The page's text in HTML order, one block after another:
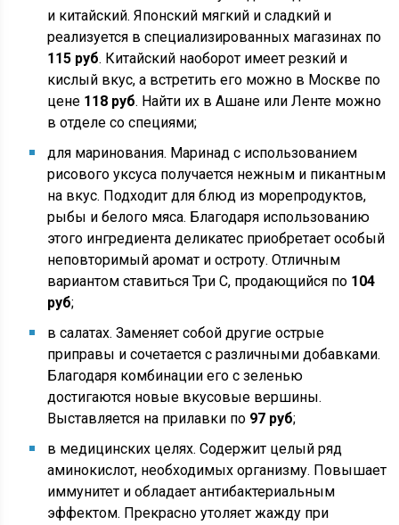
и китайский. Японский мягкий и сладкий и
реализуется в специализированных магазинах по
115 руб. Китайский наоборот имеет резкий и
кислый вкус, а встретить его можно в Москве по
цене 118 руб. Найти их в Ашане или Ленте можно
в отделе со специями;
для маринования. Маринад с использованием
рисового уксуса получается нежным и пикантным
на вкус. Подходит для блюд из морепродуктов,
рыбы и белого мяса. Благодаря использованию
этого ингредиента деликатес приобретает особый
неповторимый аромат и остроту. Отличным
вариантом ставиться Три С, продающийся по 104
руб;
в салатах. Заменяет собой другие острые
приправы и сочетается с различными добавками.
Благодаря комбинации его с зеленью
достигаются новые вкусовые вершины.
Выставляется на прилавки по 97 руб;
в медицинских целях. Содержит целый ряд
аминокислот, необходимых организму. Повышает
иммунитет и обладает антибактериальным
эффектом. Прекрасно утоляет жажду при